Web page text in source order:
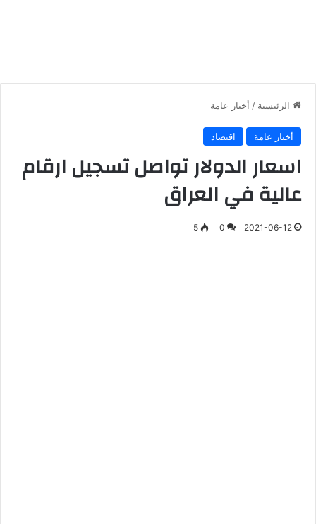
الرئيسية / أخبار عامة
أخبار عامة اقتصاد
اسعار الدولار تواصل تسجيل ارقام
عالية في العراق
2021-06-12
0
5